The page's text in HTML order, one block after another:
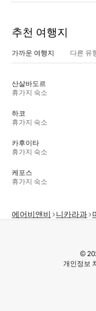
추천 여행지
가까운 여행지 다른 유
산살바도르
휴가지 숙소
하코
휴가지 숙소
카후이타
휴가지 숙소
케포스
휴가지 숙소
에어비앤비 니카라과
©
개인정보